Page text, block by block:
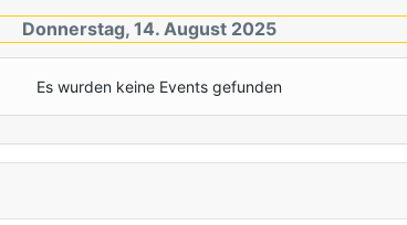
Donnerstag, 14. August 2025
Es wurden keine Events gefunden